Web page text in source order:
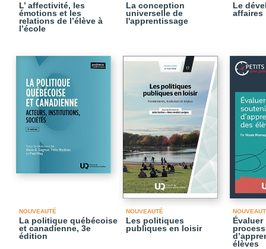
L’ affectivité, les
émotions et les
relations de l’élève à
l’école
La conception
universelle de
l'apprentissage
Le
affaires
NOUVEAUTÉ
La politique québécoise
et canadienne, 3e
édition
NOUVEAUTÉ
Les politiques
publiques en loisir
élèves